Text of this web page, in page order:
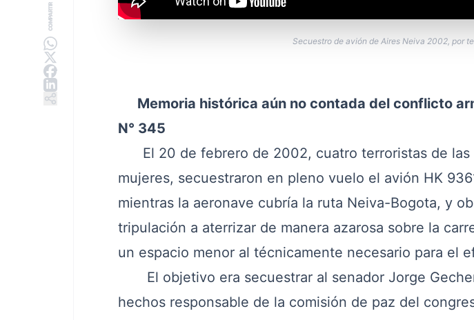
COMPARTIR
Secuestro de avión de Aires Neiva 2002, por
Memoria histórica aún no contada del conflicto
N° 345
El 20 de febrero de 2002, cuatro terroristas de las
mujeres, secuestraron en pleno vuelo el avión HK
mientras la aeronave cubría la ruta Neiva-Bogota, y
tripulación a aterrizar de manera azarosa sobre la
un espacio menor al técnicamente necesario para el
El objetivo era secuestrar al senador Jorge
hechos responsable de la comisión de paz del